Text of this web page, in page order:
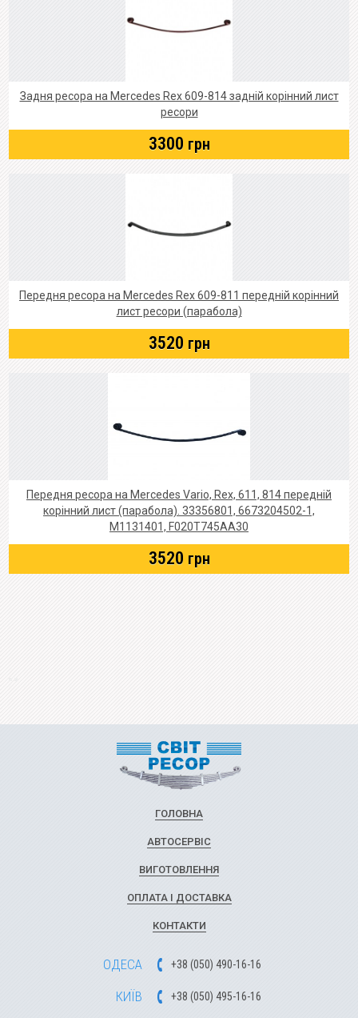
Задня ресора на Mercedes Rex 609-814 задній корінний лист
ресори
3300 грн
Передня ресора на Mercedes Rex 609-811 передній корінний
лист ресори (парабола)
3520 грн
Передня ресора на Mercedes Vario, Rex, 611, 814 передній
корінний лист (парабола). 33356801, 6673204502-1,
M1131401, F020T745AA30
3520 грн
ГОЛОВНА
АВТОСЕРВІС
ВИГОТОВЛЕННЯ
ОПЛАТА І ДОСТАВКА
КОНТАКТИ
ОДЕСА +38 (050) 490-16-16
КИЇВ +38 (050) 495-16-16